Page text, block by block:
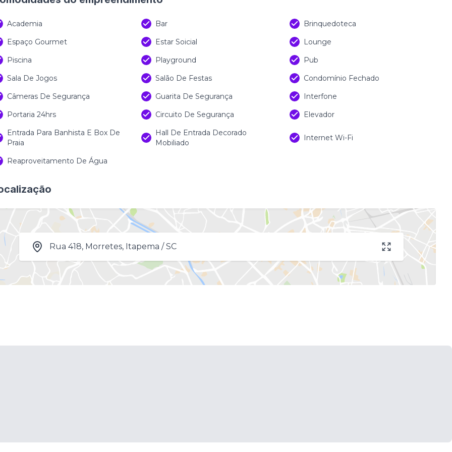
Academia Bar
Brinquedoteca
Espaço Gourmet
Estar Soicial
Lounge
Piscina
Playground
Pub
Sala De Jogos
Salão De Festas
Condomínio Fechado
Câmeras De Segurança
Guarita De Segurança
Interfone
Portaria 24hrs
Circuito De Segurança
Elevador
Entrada Para Banhista E Box De
Praia
Hall De Entrada Decorado
Mobiliado
Internet Wi-Fi
Reaproveitamento De Água
Rua 418, Morretes, Itapema / SC